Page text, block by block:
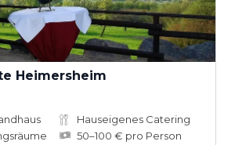
Heimersheim
Hauseigenes Catering
50–100 € pro Person